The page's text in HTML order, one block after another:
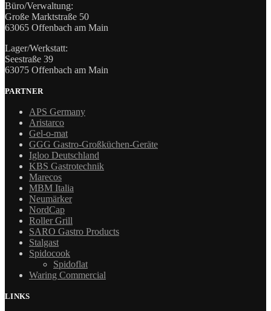
Büro/Verwaltung:
Große Marktstraße 50
63065 Offenbach am Main
Lager/Werkstatt:
Seestraße 39
63075 Offenbach am Main
PARTNER
APS Germany
Aristarco
Gel-o-mat
GGG Gastro-Großküchen-Geräte
Igloo Deutschland
KBS Gastrotechnik
Marecos
MBM Italia
Neumärker
NordCap
Roller Grill
SARO Gastro Products
Stalgast
Spidocook
Spidoflat
Waring Commercial
LINKS